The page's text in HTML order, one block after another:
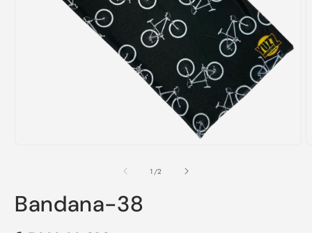
una
ventana
1 /de
2
Bandana-38